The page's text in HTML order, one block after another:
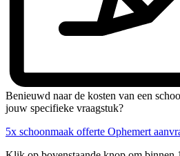
Benieuwd naar de kosten van een
jouw specifieke vraagstuk?
5x schoonmaak offerte Ophemert